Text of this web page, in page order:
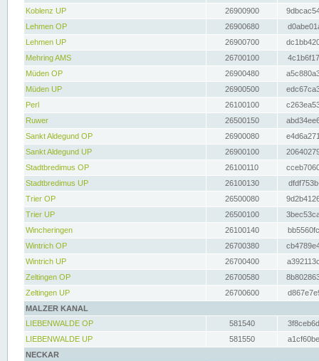
Koblenz UP
26900900
Lehmen OP
26900680
Lehmen UP
26900700
Mehring AMS
26700100
Müden OP
26900480
Müden UP
26900500
Perl
26100100
Ruwer
26500150
Sankt Aldegund OP
26900080
Sankt Aldegund UP
26900100
Stadtbredimus OP
26100110
Stadtbredimus UP
26100130
Trier OP
26500080
Trier UP
26500100
Wincheringen
26100140
Wintrich OP
26700380
Wintrich UP
26700400
Zeltingen OP
26700580
Zeltingen UP
26700600
MALZER KANAL
LIEBENWALDE OP
581540
LIEBENWALDE UP
581550
NECKAR